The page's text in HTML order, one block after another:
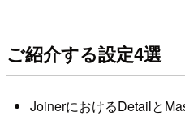
ご紹介する設定4選
JoinerにおけるDetailと